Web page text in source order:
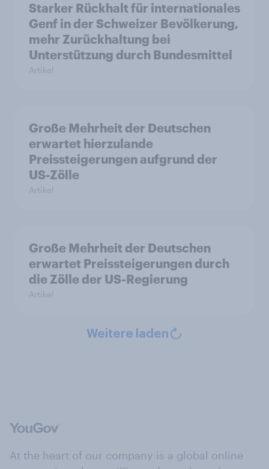
Starker Rückhalt für internationales
Genf in der Schweizer Bevölkerung,
mehr Zurückhaltung bei
Unterstützung durch Bundesmittel
Artikel
Große Mehrheit der Deutschen
erwartet hierzulande
Preissteigerungen aufgrund der
US-Zölle
Artikel
Große Mehrheit der Deutschen
erwartet Preissteigerungen durch
die Zölle der US-Regierung
Artikel
Weitere laden
At the heart of our company is a global online